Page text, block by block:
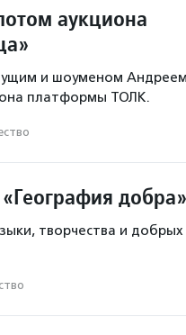
аукциона
и шоуменом
платформы ТОЛК.
добра»
творчества и добрых